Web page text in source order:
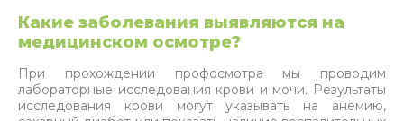
Какие заболевания выявляются на
медицинском осмотре?
При прохождении профосмотра мы проводим
лабораторные исследования крови и мочи. Результаты
исследования крови могут указывать на анемию,